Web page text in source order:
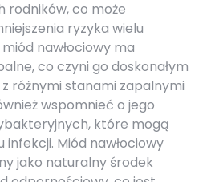
rodników, co może
ryzyka wielu
nawłociowy ma
co czyni go doskonałym
różnymi stanami zapalnymi
wspomnieć o jego
które mogą
Miód nawłociowy
jako naturalny środek